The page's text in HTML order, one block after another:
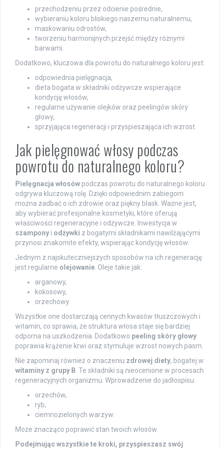
przechodzeniu przez odcienie pośrednie,
wybieraniu koloru bliskiego naszemu naturalnemu,
maskowaniu odrostów,
tworzeniu harmonijnych przejść między różnymi
barwami.
Dodatkowo, kluczowa dla powrotu do naturalnego koloru jest:
odpowiednia pielęgnacja,
dieta bogata w składniki odżywcze wspierające
kondycję włosów,
regularne używanie olejków oraz peelingów skóry
głowy,
sprzyjająca regeneracji i przyspieszająca ich wzrost.
Jak pielęgnować włosy podczas
powrotu do naturalnego koloru?
Pielęgnacja włosów podczas powrotu do naturalnego koloru
odgrywa kluczową rolę. Dzięki odpowiednim zabiegom
można zadbać o ich zdrowie oraz piękny blask. Ważne jest,
aby wybierać profesjonalne kosmetyki, które oferują
właściwości regeneracyjne i odżywcze. Inwestycja w
szampony i odżywki z bogatymi składnikami nawilżającymi
przynosi znakomite efekty, wspierając kondycję włosów.
Jednym z najskuteczniejszych sposobów na ich regenerację
jest regularne olejowanie . Oleje takie jak:
arganowy,
kokosowy,
orzechowy.
Wszystkie one dostarczają cennych kwasów tłuszczowych i
witamin, co sprawia, że struktura włosa staje się bardziej
odporna na uszkodzenia. Dodatkowo peeling skóry głowy
poprawia krążenie krwi oraz stymuluje wzrost nowych pasm.
Nie zapominaj również o znaczeniu zdrowej diety, bogatej w
witaminy z grupy B . Te składniki są nieocenione w procesach
regeneracyjnych organizmu. Wprowadzenie do jadłospisu:
orzechów,
ryb,
ciemnozielonych warzyw.
Może znacząco poprawić stan twoich włosów.
Podejmując wszystkie te kroki, przyspieszasz swój